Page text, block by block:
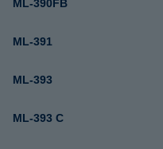
ML-390FB
ML-391
ML-393
ML-393 C